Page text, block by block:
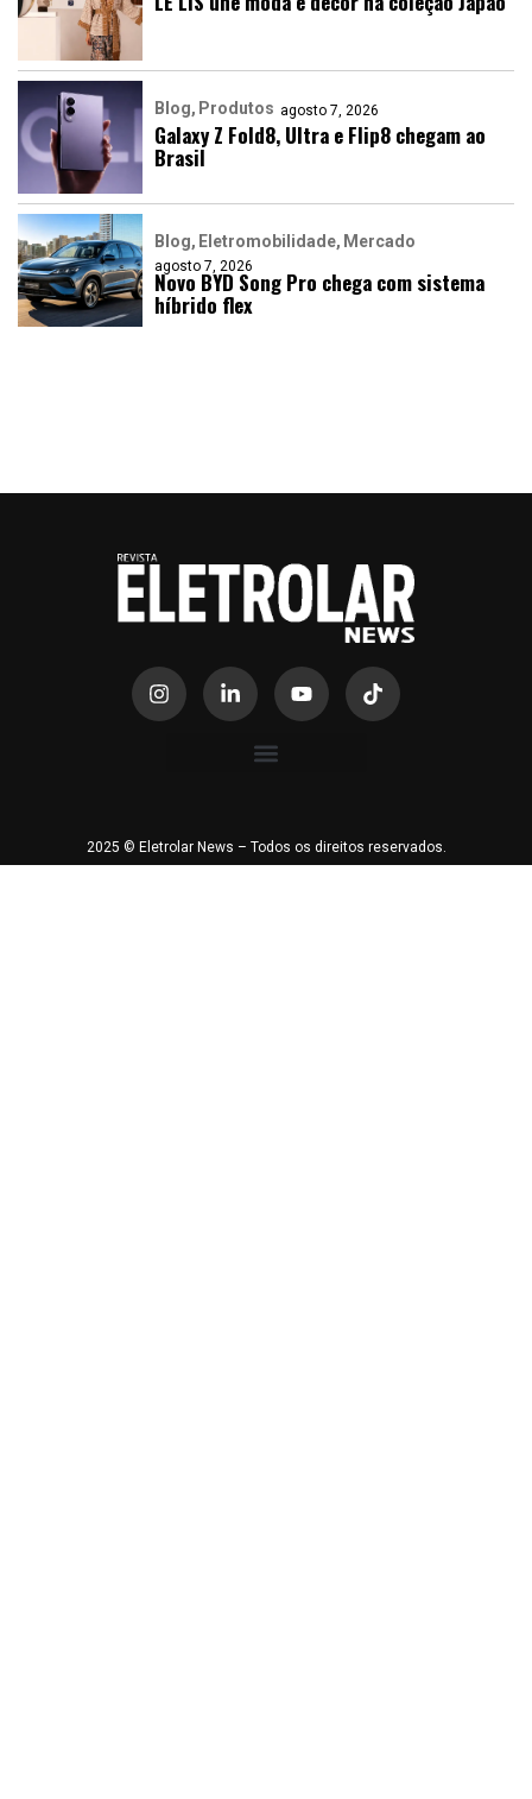
Blog Produtos agosto 7, 2026
Galaxy Z Fold8, Ultra e Flip8 chegam ao
Brasil
Blog Eletromobilidade Mercado
agosto 7, 2026
Novo BYD Song Pro chega com sistema
híbrido flex
2025 © Eletrolar News – Todos os direitos reservados.